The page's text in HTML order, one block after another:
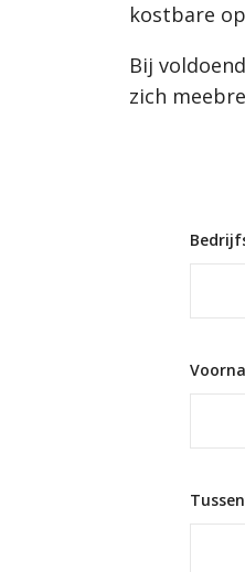
kostbare
Bij
zich